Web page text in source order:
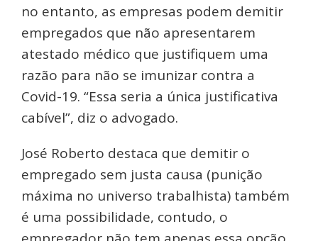
no entanto, as empresas podem demitir
empregados que não apresentarem
atestado médico que justifiquem uma
razão para não se imunizar contra a
Covid-19. “Essa seria a única justificativa
cabível”, diz o advogado.
José Roberto destaca que demitir o
empregado sem justa causa (punição
máxima no universo trabalhista) também
é uma possibilidade, contudo, o